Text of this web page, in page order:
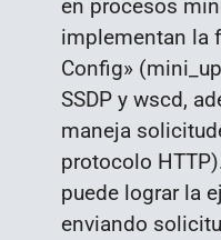
en procesos
implementan la
Config»
SSDP y wscd,
maneja
protocolo
puede lograr la
enviando